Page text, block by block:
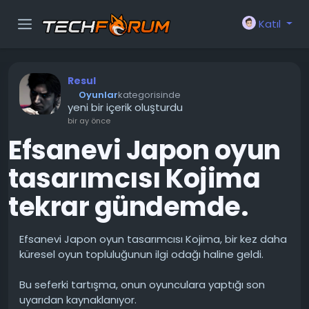
Katıl
Resul
Oyunlarkategorisinde
yeni bir içerik oluşturdu
bir ay önce
Efsanevi Japon oyun
tasarımcısı Kojima
tekrar gündemde.
Efsanevi Japon oyun tasarımcısı Kojima, bir kez daha
küresel oyun topluluğunun ilgi odağı haline geldi.
Bu seferki tartışma, onun oyunculara yaptığı son
uyarıdan kaynaklanıyor.